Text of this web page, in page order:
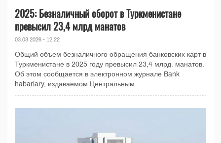
2025: Безналичный оборот в Туркменистане
превысил 23,4 млрд манатов
03.03.2026 - 12:22
Общий объем безналичного обращения банковских карт в
Туркменистане в 2025 году превысил 23,4 млрд. манатов.
Об этом сообщается в электронном журнале Bank
habarlary, издаваемом Центральным...